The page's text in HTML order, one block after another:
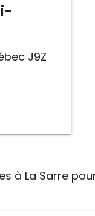
J9Z
à La Sarre